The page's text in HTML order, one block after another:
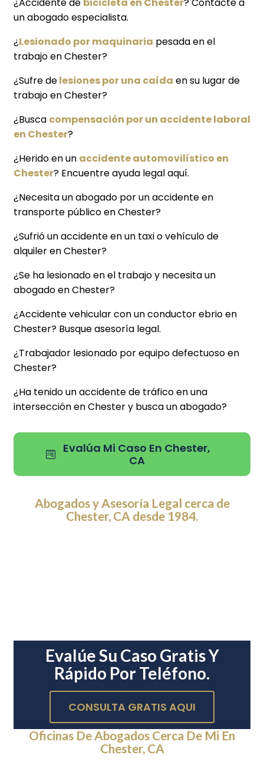
un abogado especialista.
¿Lesionado por maquinaria pesada en el
trabajo en Chester?
¿Sufre delesiones por una caída en su lugar de
trabajo en Chester?
¿Busca compensación por un accidente laboral
en Chester?
¿Herido en un accidente automovilístico en
Chester? Encuentre ayuda legal aquí.
¿Necesita un abogado por un accidente en
transporte público en Chester?
¿Sufrió un accidente en un taxi o vehículo de
alquiler en Chester?
¿Se ha lesionado en el trabajo y necesita un
abogado en Chester?
¿Accidente vehicular con un conductor ebrio en
Chester? Busque asesoría legal.
¿Trabajador lesionado por equipo defectuoso en
Chester?
¿Ha tenido un accidente de tráfico en una
intersección en Chester y busca un abogado?
Evalúa Mi Caso En Chester,
CA
Abogados y Asesoría Legal cerca de
Chester, CA desde 1984.
Evalúe Su Caso Gratis Y
Rápido Por Teléfono.
CONSULTA GRATIS AQUI
Oficinas De Abogados Cerca De Mi En
Chester, CA